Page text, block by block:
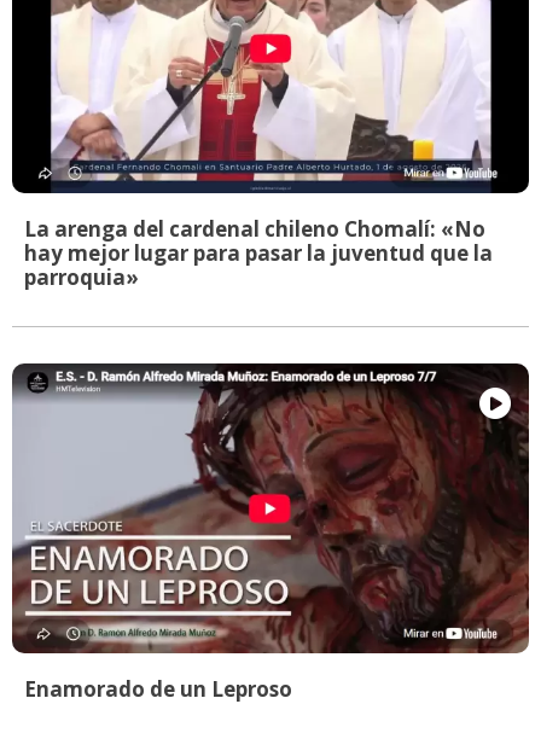
La arenga del cardenal chileno Chomalí: «No
hay mejor lugar para pasar la juventud que la
parroquia»
Enamorado de un Leproso